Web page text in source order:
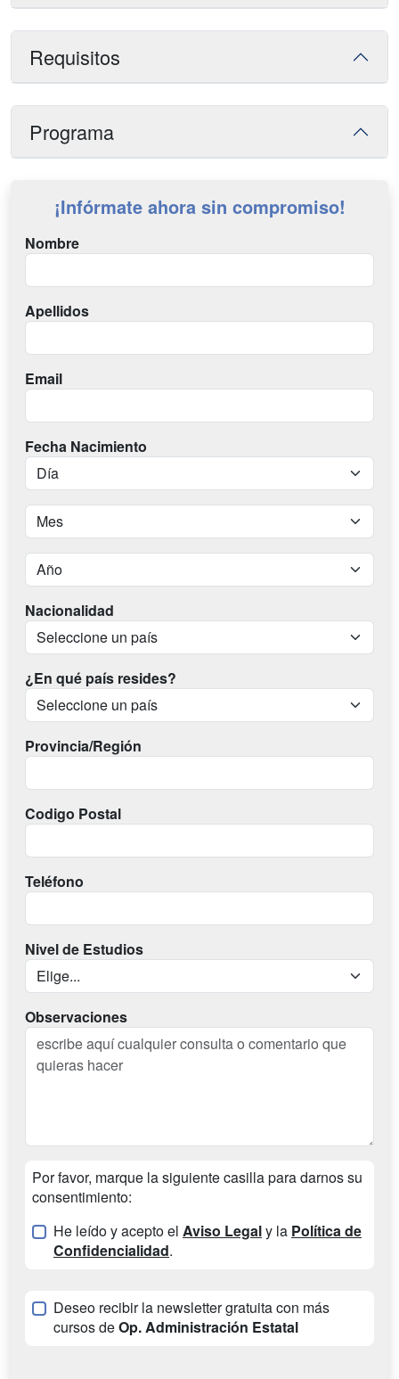
Requisitos
Programa
¡Infórmate ahora sin compromiso!
Nombre
Apellidos
Email
Fecha Nacimiento
Nacionalidad
¿En qué país resides?
Provincia/Región
Codigo Postal
Teléfono
Nivel de Estudios
Observaciones
Por favor, marque la siguiente casilla para darnos su
consentimiento:
He leído y acepto el Aviso Legaly la Política de
Confidencialidad.
Deseo recibir la newsletter gratuita con más
cursos deOp. Administración Estatal